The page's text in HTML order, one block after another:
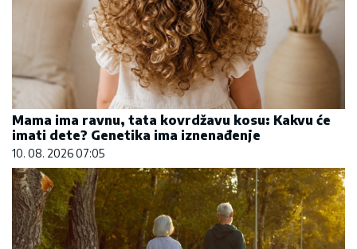
Mama ima ravnu, tata kovrdžavu kosu: Kakvu će
imati dete? Genetika ima iznenađenje
10. 08. 2026 07:05